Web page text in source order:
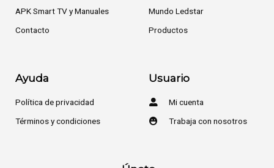
APK Smart TV y Manuales
Contacto
Mundo Ledstar
Productos
Ayuda
Política de privacidad
Términos y condiciones
Usuario
Mi cuenta
Trabaja con nosotros